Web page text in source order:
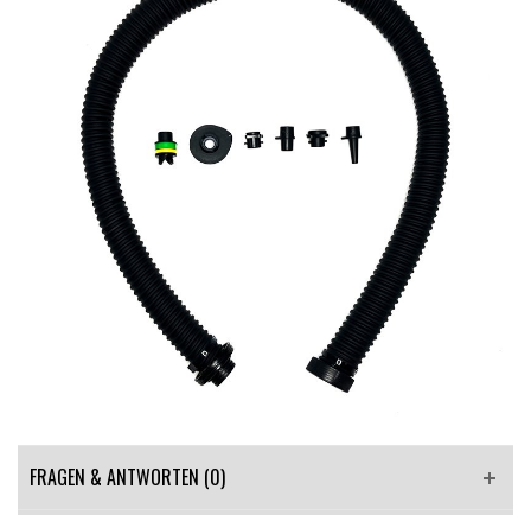
FRAGEN & ANTWORTEN (0)